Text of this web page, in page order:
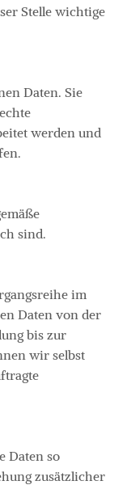
Stelle wichtige
Daten. Sie
werden und
sind.
im
Daten von der
bis zur
wir selbst
Daten so
zusätzlicher